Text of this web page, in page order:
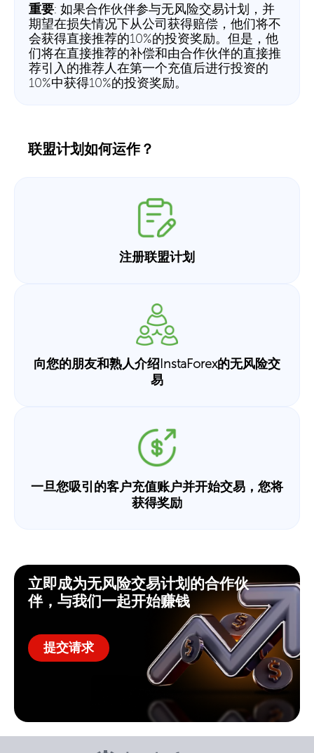
重要: 如果合作伙伴参与无风险交易计划，并
期望在损失情况下从公司获得赔偿，他们将不
会获得直接推荐的10%的投资奖励。但是，他
们将在直接推荐的补偿和由合作伙伴的直接推
荐引入的推荐人在第一个充值后进行投资的
10%中获得10%的投资奖励。
联盟计划如何运作？
注册联盟计划
向您的朋友和熟人介绍InstaForex的无风险交
易
一旦您吸引的客户充值账户并开始交易，您将
获得奖励
立即成为无风险交易计划的合作伙
伴，与我们一起开始赚钱
提交请求